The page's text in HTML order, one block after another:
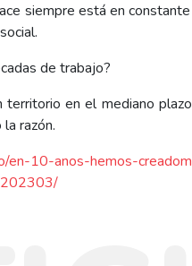
siempre está en
de trabajo?
territorio en el mediano
razón.
en-10-anos-hemos-
202303/